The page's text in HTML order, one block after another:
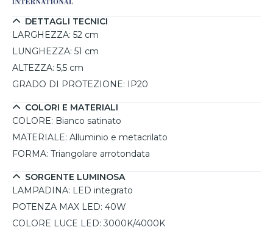
DETTAGLI TECNICI
LARGHEZZA: 52 cm
LUNGHEZZA: 51 cm
ALTEZZA: 5,5 cm
GRADO DI PROTEZIONE:
IP20
COLORI E MATERIALI
COLORE: Bianco satinato
MATERIALE: Alluminio e metacrilato
FORMA: Triangolare arrotondata
SORGENTE LUMINOSA
LAMPADINA: LED integrato
POTENZA MAX LED: 40W
COLORE LUCE LED: 3000K/4000K